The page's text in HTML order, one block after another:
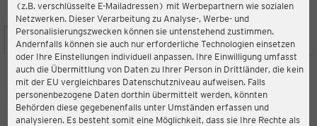
(z.B. verschlüsselte E-Mailadressen) mit Werbepartnern wie sozialen
Netzwerken. Dieser Verarbeitung zu Analyse-, Werbe- und
Personalisierungszwecken können sie untenstehend zustimmen.
Andernfalls können sie auch nur erforderliche Technologien einsetzen
oder Ihre Einstellungen individuell anpassen. Ihre Einwilligung umfasst
auch die Übermittlung von Daten zu Ihrer Person in Drittländer, die kein
mit der EU vergleichbares Datenschutzniveau aufweisen. Falls
personenbezogene Daten dorthin übermittelt werden, könnten
Behörden diese gegebenenfalls unter Umständen erfassen und
analysieren. Es besteht somit eine Möglichkeit, dass sie Ihre Rechte als
4,5
Bewertung:
STANDORT SERVICES SORTIMENT AKTIONEN
Ernsting's family
Georg-Schumann-Str. 290, 04159 Leipzig